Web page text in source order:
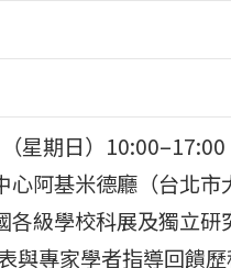
星期日）10:00–17:00
阿基米德廳（台北市
各級學校科展及獨立
與專家學者指導回饋歷